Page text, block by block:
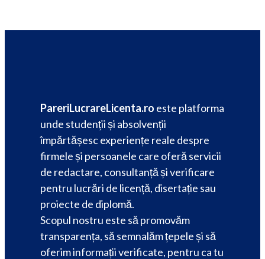
PareriLucrareLicenta.ro este platforma
unde studenții și absolvenții
împărtășesc experiențe reale despre
firmele și persoanele care oferă servicii
de redactare, consultanță și verificare
pentru lucrări de licență, disertație sau
proiecte de diplomă.
Scopul nostru este să promovăm
transparența, să semnalăm țepele și să
oferim informații verificate, pentru ca tu